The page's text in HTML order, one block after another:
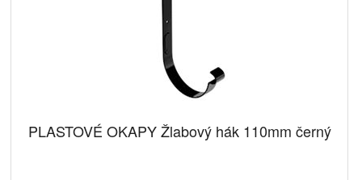
PLASTOVÉ OKAPY Žlabový hák 110mm černý